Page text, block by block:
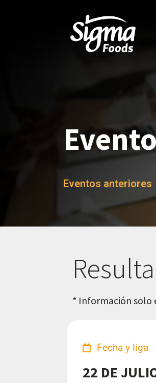
Eventos anteriores
* Información solo
Fecha y liga
22 DE